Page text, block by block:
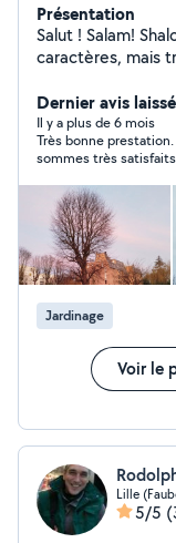
Présentation
Salut ! Salam! Shalom ! Walabok? C'est
caractères, mais
dans la droite, et
connaissance?! Je peux passer les travaux de petit
jardinage et
avance immédiate
Sachez qu on ne
mois, au delà
réponds pas, c
une réponse.
Dernier avis
Il y a plus de 6 mois
Très bonne
sommes très
Jardinage
Voir le
Lille
5/5